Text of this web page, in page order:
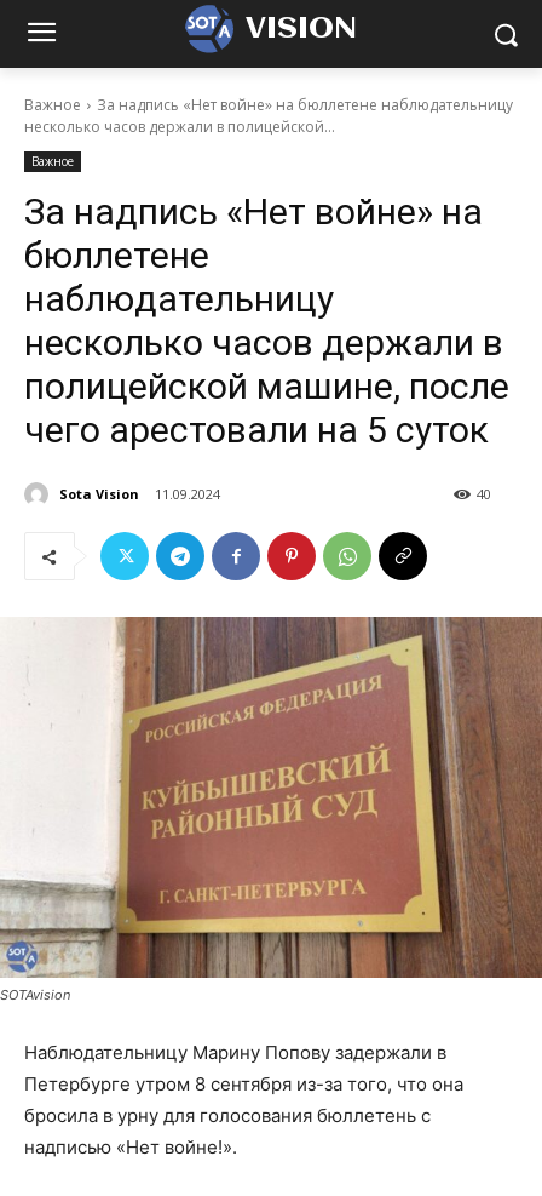
VISION
Важное
За надпись «Нет войне» на бюллетене наблюдательницу
несколько часов держали в полицейской...
Важное
За надпись «Нет войне» на
бюллетене
наблюдательницу
несколько часов держали в
полицейской машине, после
чего арестовали на 5 суток
Sota Vision 11.09.2024 40
SOTAvision
Наблюдательницу Марину Попову задержали в
Петербурге утром 8 сентября из-за того, что она
бросила в урну для голосования бюллетень с
надписью «Нет войне!».